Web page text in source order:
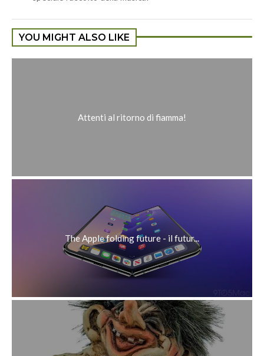
YOU MIGHT ALSO LIKE
Attenti al ritorno di fiamma!
The Apple folding future - il futur...